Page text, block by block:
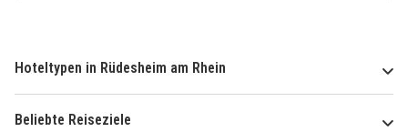
Hoteltypen in Rüdesheim am Rhein
Beliebte Reiseziele